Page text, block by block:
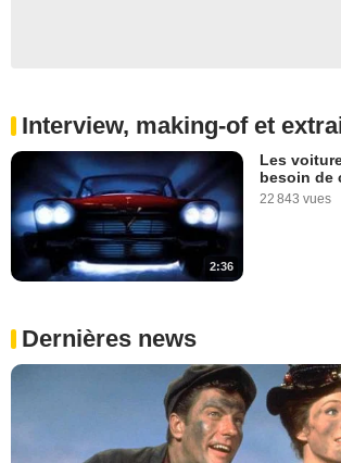
Interview, making-of et
2:36
Les
besoin de
22 843 vues
Dernières news